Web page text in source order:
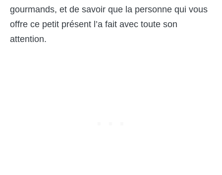
gourmands, et de savoir que la personne qui vous
offre ce petit présent l’a fait avec toute son
attention.